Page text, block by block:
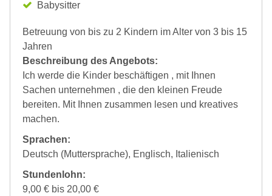
Babysitter
Betreuung von bis zu 2 Kindern im Alter von 3 bis 15
Jahren
Beschreibung des Angebots:
Ich werde die Kinder beschäftigen , mit Ihnen
Sachen unternehmen , die den kleinen Freude
bereiten. Mit Ihnen zusammen lesen und kreatives
machen.
Sprachen:
Deutsch (Muttersprache), Englisch, Italienisch
Stundenlohn:
9,00 € bis 20,00 €